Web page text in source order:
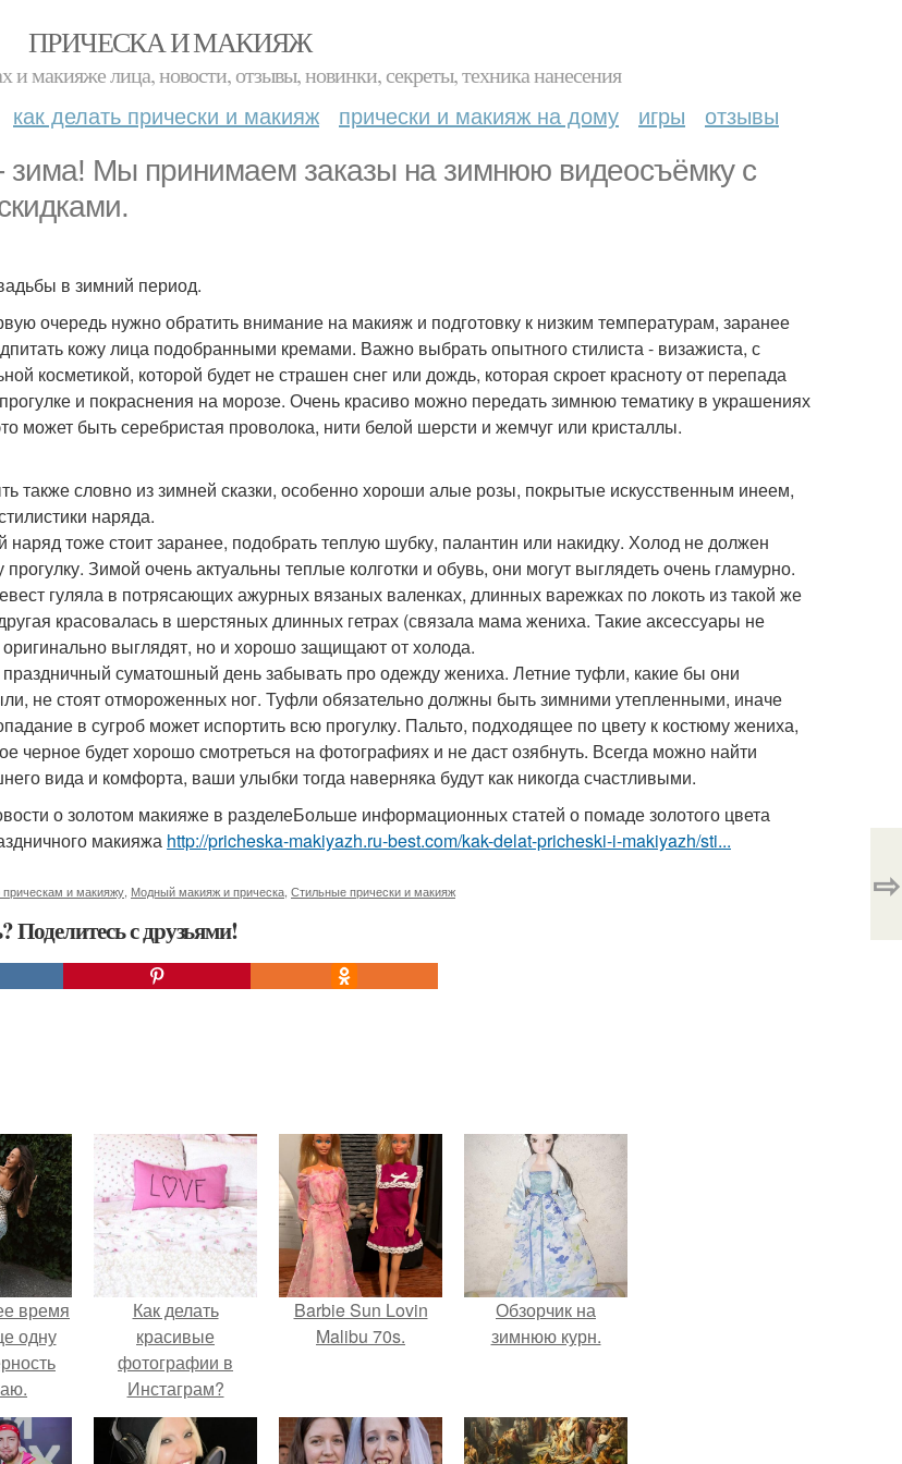
ПРИЧЕСКА И МАКИЯЖ
и макияже лица, новости, отзывы, новинки, секреты, техника нанесения
как делать прически и макияж прически и макияж на дому игры отзывы
зима! Мы принимаем заказы на зимнюю видеосъёмку с
в зимний период.
очередь нужно обратить внимание на макияж и подготовку к низким температурам, заранее
кожу лица подобранными кремами. Важно выбрать опытного стилиста - визажиста, с
косметикой, которой будет не страшен снег или дождь, которая скроет красноту от перепада
и покраснения на морозе. Очень красиво можно передать зимнюю тематику в украшениях
может быть серебристая проволока, нити белой шерсти и жемчуг или кристаллы.
также словно из зимней сказки, особенно хороши алые розы, покрытые искусственным инеем,
наряда.
наряд тоже стоит заранее, подобрать теплую шубку, палантин или накидку. Холод не должен
прогулку. Зимой очень актуальны теплые колготки и обувь, они могут выглядеть очень гламурно.
гуляла в потрясающих ажурных вязаных валенках, длинных варежках по локоть из такой же
красовалась в шерстяных длинных гетрах (связала мама жениха. Такие аксессуары не
выглядят, но и хорошо защищают от холода.
праздничный суматошный день забывать про одежду жениха. Летние туфли, какие бы они
не стоят отмороженных ног. Туфли обязательно должны быть зимними утепленными, иначе
в сугроб может испортить всю прогулку. Пальто, подходящее по цвету к костюму жениха,
черное будет хорошо смотреться на фотографиях и не даст озябнуть. Всегда можно найти
вида и комфорта, ваши улыбки тогда наверняка будут как никогда счастливыми.
о золотом макияже в разделеБольше информационных статей о помаде золотого цвета
макияжа http://pricheska-makiyazh.ru-best.com/kak-delat-pricheski-i-makiyazh/sti...
прическам и макияжу Модный макияж и прическа Стильные прически и макияж
Поделитесь с друзьями!
⇨
время
одну
Как делать
красивые
фотографии в
Инстаграм?
Barbie Sun Lovin
Malibu 70s.
Обзорчик на
зимнюю курн.